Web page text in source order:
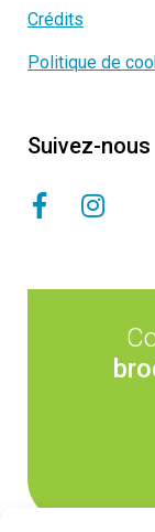
Crédits
Politique de
Suivez-nous